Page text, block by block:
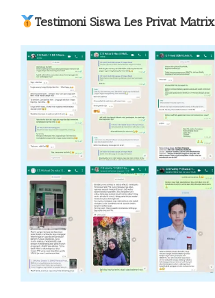
Testimoni Siswa Les Privat Matrix